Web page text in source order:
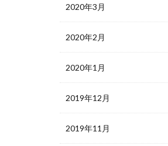
2020年3月
2020年2月
2020年1月
2019年12月
2019年11月